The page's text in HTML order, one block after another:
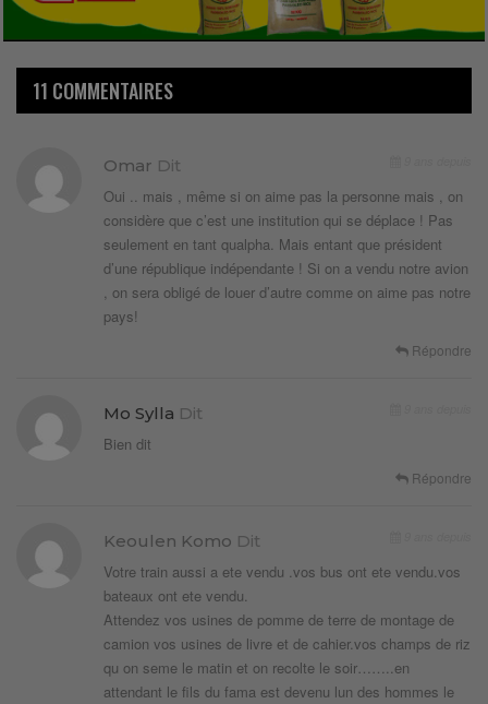
11 COMMENTAIRES
Omar Dit
Oui .. mais , même si on aime pas la personne mais , on
considère que c’est une institution qui se déplace ! Pas
seulement en tant qualpha. Mais entant que président
d’une république indépendante ! Si on a vendu notre avion
, on sera obligé de louer d’autre comme on aime pas notre
pays!
Répondre
Mo Sylla Dit
Bien dit
Répondre
Keoulen Komo Dit
Votre train aussi a ete vendu .vos bus ont ete vendu.vos
bateaux ont ete vendu.
Attendez vos usines de pomme de terre de montage de
camion vos usines de livre et de cahier.vos champs de riz
qu on seme le matin et on recolte le soir……..en
attendant le fils du fama est devenu lun des hommes le